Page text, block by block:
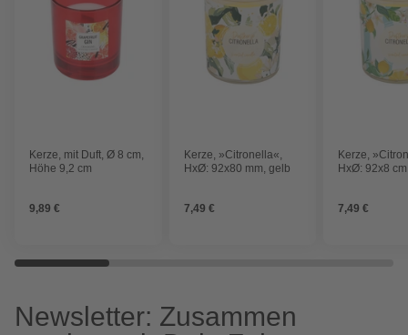
Kerze, mit Duft, Ø 8 cm,
Höhe 9,2 cm
9,89 €
Kerze, »Citronella«,
HxØ: 92x80 mm, gelb
7,49 €
Kerze,
HxØ: 92x8
7,49 €
Newsletter: Zusammen